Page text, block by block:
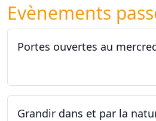
Evènements
Portes ouvertes au
Grandir dans et par la